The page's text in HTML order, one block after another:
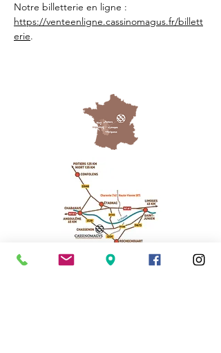
Notre billetterie en ligne :
https://venteenligne.cassinomagus.fr/billett
erie.